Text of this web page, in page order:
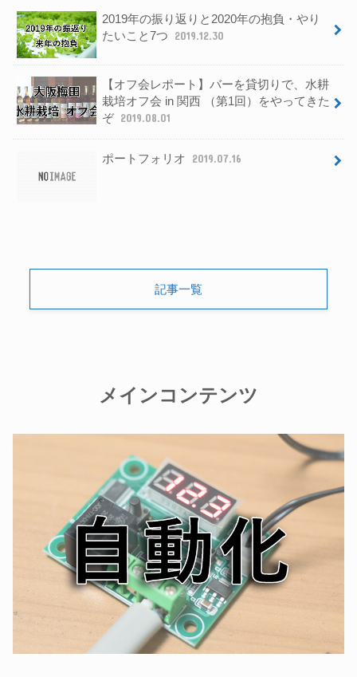
2019年の振り返りと2020年の抱負・やり
たいこと7つ
2019.12.30
【オフ会レポート】バーを貸切りで、水耕
栽培オフ会 in 関西 （第1回）をやってきた
ぞ 2019.08.01
ポートフォリオ 2019.07.16
記事一覧
メインコンテンツ